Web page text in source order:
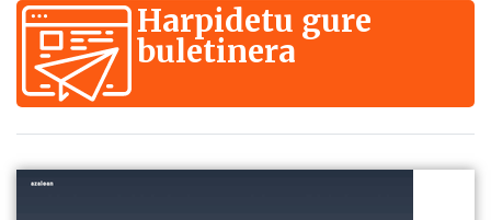
Harpidetu gure
buletinera